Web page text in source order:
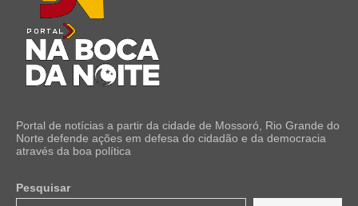
Portal de notícias a partir da cidade de Mossoró, Rio Grande do
Norte defende ações em defesa do cidadão e da democracia
através da boa política
Pesquisar